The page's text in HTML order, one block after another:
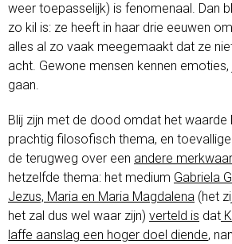
weer toepasselijk) is fenomenaal. Dan
zo kil is: ze heeft in haar drie eeuwen
alles al zo vaak meegemaakt dat ze
acht. Gewone mensen kennen
gaan.
Blij zijn met de dood omdat het waarde
prachtig filosofisch thema, en
de terugweg over een andere
hetzelfde thema: het medium Gabriela
Jezus, Maria en Maria Magdalena (het
het zal dus wel waar zijn) verteld is dat
laffe aanslag een hoger doel diende,